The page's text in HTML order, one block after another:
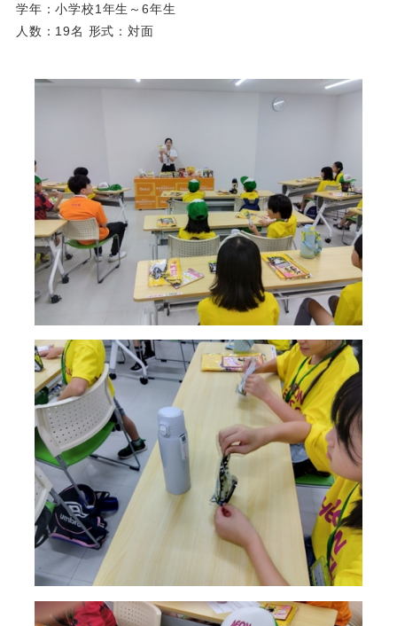
学年：小学校1年生～6年生
人数：19名 形式：対面